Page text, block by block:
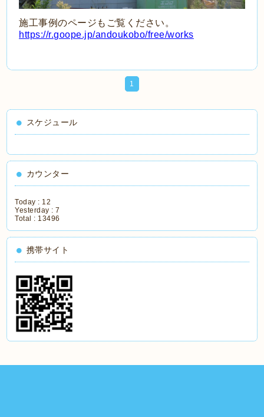
施工事例のページもご覧ください。
https://r.goope.jp/andoukobo/free/works
1
スケジュール
カウンター
Today : 12
Yesterday :7
Total : 13496
携帯サイト